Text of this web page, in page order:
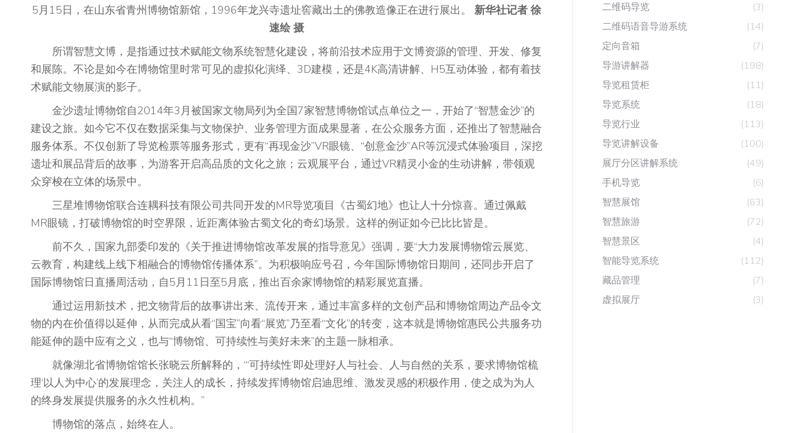
5月15日，在山东省青州博物馆新馆，1996年龙兴寺遗址窖藏出土的佛教造像正在进行展出。
新华社记者 徐
速绘 摄
所谓智慧文博，是指通过技术赋能文物系统智慧化建设，将前沿技术应用于文博资源的管理、开发、修复
和展陈。不论是如今在博物馆里时常可见的虚拟化演绎、3D建模，还是4K高清讲解、H5互动体验，都有着技
术赋能文物展演的影子。
金沙遗址博物馆自2014年3月被国家文物局列为全国7家智慧博物馆试点单位之一，开始了“智慧金沙”的
建设之旅。如今它不仅在数据采集与文物保护、业务管理方面成果显著，在公众服务方面，还推出了智慧融合
服务体系。不仅创新了导览检票等服务形式，更有“再现金沙”VR眼镜、“创意金沙”AR等沉浸式体验项目，深挖
遗址和展品背后的故事，为游客开启高品质的文化之旅；云观展平台，通过VR精灵小金的生动讲解，带领观
众穿梭在立体的场景中。
三星堆博物馆联合连耦科技有限公司共同开发的MR导览项目《古蜀幻地》也让人十分惊喜。通过佩戴
MR眼镜，打破博物馆的时空界限，近距离体验古蜀文化的奇幻场景。这样的例证如今已比比皆是。
前不久，国家九部委印发的《关于推进博物馆改革发展的指导意见》强调，要“大力发展博物馆云展览、
云教育，构建线上线下相融合的博物馆传播体系”。为积极响应号召，今年国际博物馆日期间，还同步开启了
国际博物馆日直播周活动，自5月11日至5月底，推出百余家博物馆的精彩展览直播。
通过运用新技术，把文物背后的故事讲出来、流传开来，通过丰富多样的文创产品和博物馆周边产品令文
物的内在价值得以延伸，从而完成从看“国宝”向看“展览”乃至看“文化”的转变，这本就是博物馆惠民公共服务功
能延伸的题中应有之义，也与“博物馆、可持续性与美好未来”的主题一脉相承。
就像湖北省博物馆馆长张晓云所解释的，“‘可持续性’即处理好人与社会、人与自然的关系，要求博物馆梳
理‘以人为中心’的发展理念，关注人的成长，持续发挥博物馆启迪思维、激发灵感的积极作用，使之成为为人
的终身发展提供服务的永久性机构。”
博物馆的落点，始终在人。
二维码导览
(3)
二维码语音导游系统
(14)
定向音箱
(7)
导游讲解器
(198)
导览租赁柜
(11)
导览系统
(18)
导览行业
(113)
导览讲解设备
(100)
展厅分区讲解系统
(49)
手机导览
(6)
智慧展馆
(63)
智慧旅游
(72)
智慧景区
(4)
智能导览系统
(112)
藏品管理
(7)
虚拟展厅
(3)